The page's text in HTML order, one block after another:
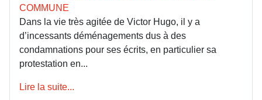
COMMUNE
Dans la vie très agitée de Victor Hugo, il y a
d’incessants déménagements dus à des
condamnations pour ses écrits, en particulier sa
protestation en...
Lire la suite...